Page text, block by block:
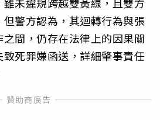
未違規跨越雙黃線，且雙方
警方認為，其迴轉行為與張
間，仍存在法律上的因果關
死罪嫌函送，詳細肇事責任